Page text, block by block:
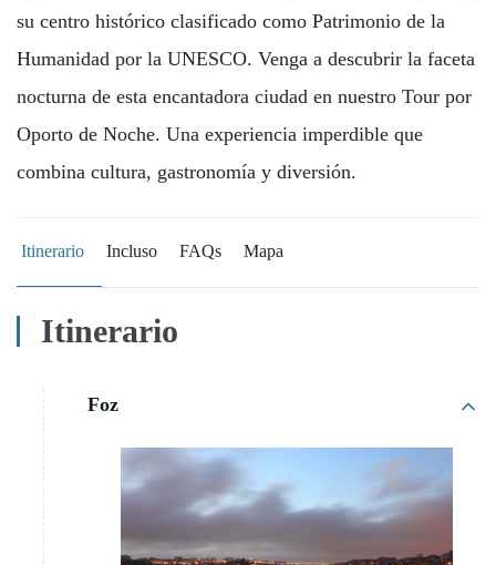
su centro histórico clasificado como Patrimonio de la
Humanidad por la UNESCO. Venga a descubrir la faceta
nocturna de esta encantadora ciudad en nuestro Tour por
Oporto de Noche. Una experiencia imperdible que
combina cultura, gastronomía y diversión.
Itinerario Incluso FAQs Mapa
Itinerario
Foz